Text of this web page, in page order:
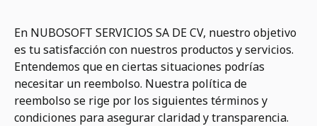
En NUBOSOFT SERVICIOS SA DE CV, nuestro objetivo
es tu satisfacción con nuestros productos y servicios.
Entendemos que en ciertas situaciones podrías
necesitar un reembolso. Nuestra política de
reembolso se rige por los siguientes términos y
condiciones para asegurar claridad y transparencia.